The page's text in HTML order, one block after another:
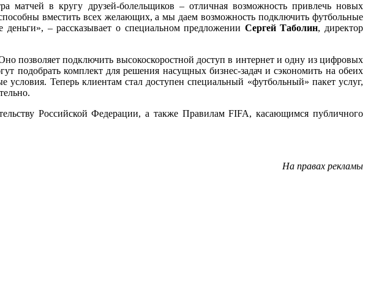
матчей в кругу друзей-болельщиков – отличная возможность привлечь новых
вместить всех желающих, а мы даем возможность подключить футбольные
– рассказывает о специальном предложении Сергей Таболин, директор
позволяет подключить высокоскоростной доступ в интернет и одну из цифровых
подобрать комплект для решения насущных бизнес-задач и сэкономить на обеих
условия. Теперь клиентам стал доступен специальный «футбольный» пакет услуг,
Российской Федерации, а также Правилам FIFA, касающимся публичного
На правах рекламы